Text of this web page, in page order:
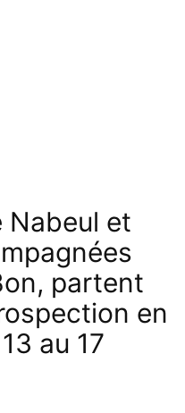
Nabeul et
partent
en
au 17